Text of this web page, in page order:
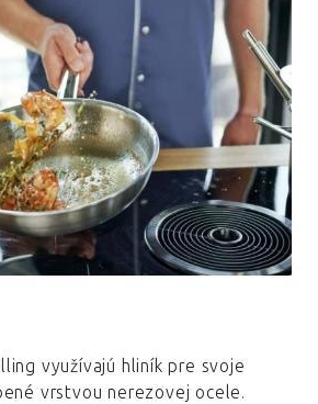
využívajú hliník pre svoje
vrstvou nerezovej ocele.